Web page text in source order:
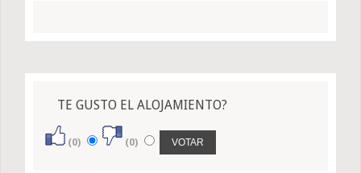
TE GUSTO EL ALOJAMIENTO?
(0) (0)